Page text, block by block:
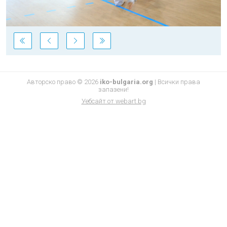
Авторско право © 2026 iko-bulgaria.org | Всички права
запазени!
Уебсайт от webart.bg